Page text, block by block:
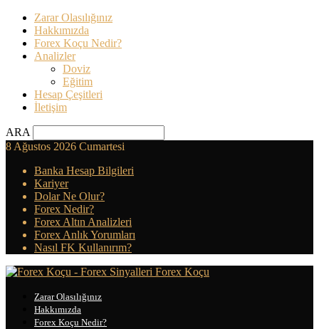
Zarar Olasılığınız
Hakkımızda
Forex Koçu Nedir?
Analizler
Doviz
Eğitim
Hesap Çeşitleri
İletişim
ARA
8 Ağustos 2026 Cumartesi
Banka Hesap Bilgileri
Kariyer
Dolar Ne Olur?
Forex Nedir?
Forex Altın Analizleri
Forex Anlık Yorumları
Nasıl FK Kullanırım?
Forex Koçu
Zarar Olasılığınız
Hakkımızda
Forex Koçu Nedir?